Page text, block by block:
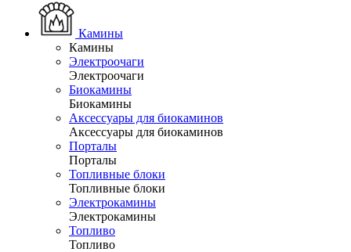
Камины
Камины
Электроочаги
Электроочаги
Биокамины
Биокамины
Аксессуары для биокаминов
Аксессуары для биокаминов
Порталы
Порталы
Топливные блоки
Топливные блоки
Электрокамины
Электрокамины
Топливо
Топливо